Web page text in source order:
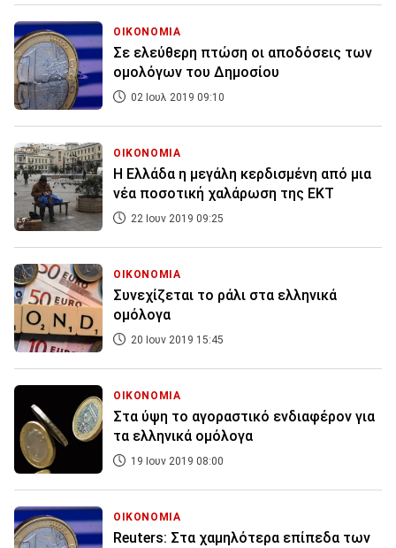
ΟΙΚΟΝΟΜΙΑ
Σε ελεύθερη πτώση οι αποδόσεις των
ομολόγων του Δημοσίου
02 Ιουλ 2019 09:10
ΟΙΚΟΝΟΜΙΑ
Η Ελλάδα η μεγάλη κερδισμένη από μια
νέα ποσοτική χαλάρωση της ΕΚΤ
22 Ιουν 2019 09:25
ΟΙΚΟΝΟΜΙΑ
Συνεχίζεται το ράλι στα ελληνικά
ομόλογα
20 Ιουν 2019 15:45
ΟΙΚΟΝΟΜΙΑ
Στα ύψη το αγοραστικό ενδιαφέρον για
τα ελληνικά ομόλογα
19 Ιουν 2019 08:00
ΟΙΚΟΝΟΜΙΑ
Reuters: Στα χαμηλότερα επίπεδα των